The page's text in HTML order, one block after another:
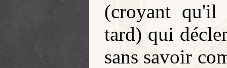
(croyant qu'il
tard) qui
sans savoir